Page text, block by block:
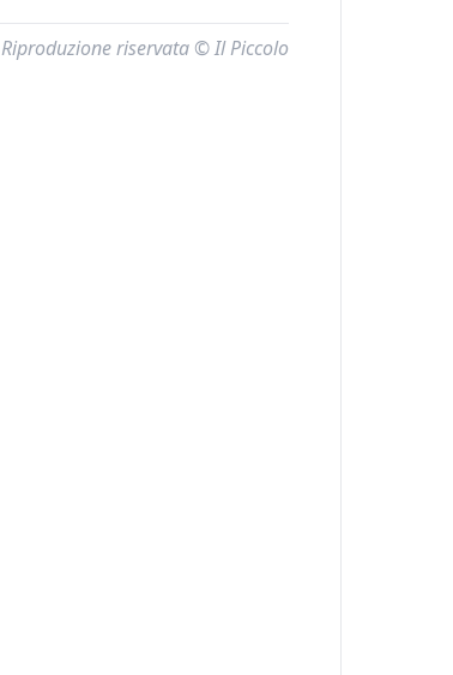
Riproduzione riservata © Il Piccolo